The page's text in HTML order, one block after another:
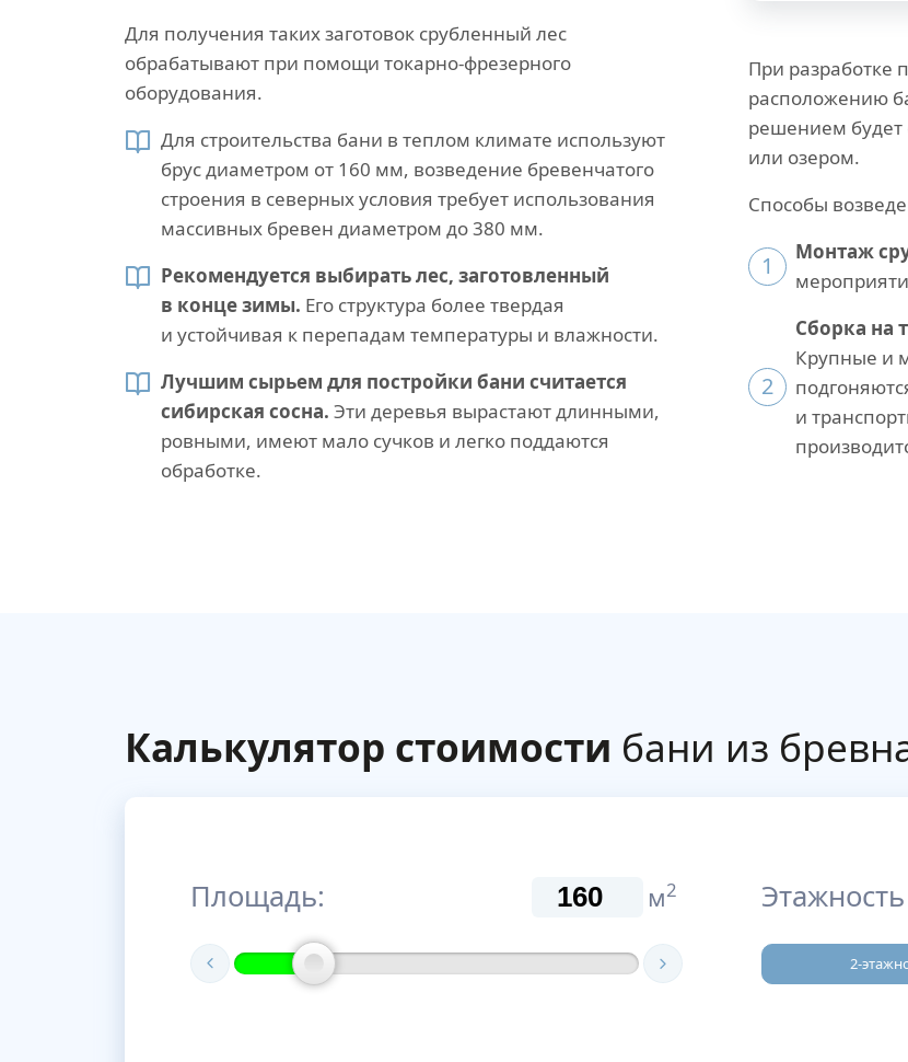
Для получения таких заготовок срубленный лес
обрабатывают при помощи токарно-фрезерного
оборудования.
Для строительства бани в теплом климате используют
брус диаметром от 160 мм, возведение бревенчатого
строения в северных условия требует использования
массивных бревен диаметром до 380 мм.
Рекомендуется выбирать лес, заготовленный
в конце зимы. Его структура более твердая
и устойчивая к перепадам температуры и влажности.
Лучшим сырьем для постройки бани считается
сибирская сосна. Эти деревья вырастают длинными,
ровными, имеют мало сучков и легко поддаются
обработке.
При разработке
расположению
решением будет
или озером.
Способы
1 Монтаж
2
Сборка на
Крупные и
и
Калькулятор стоимости бани из
Площадь: м2
2-